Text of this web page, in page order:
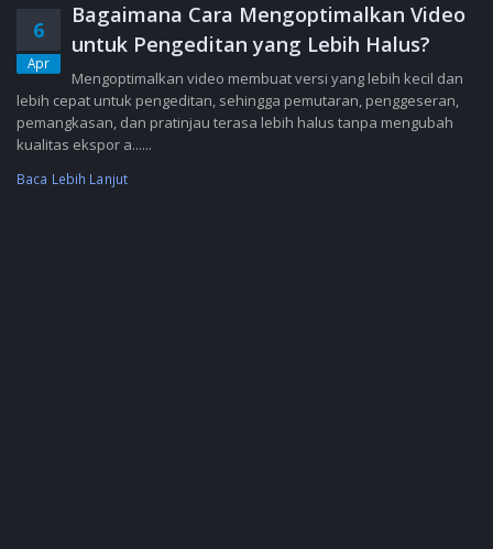
6
Apr
Bagaimana Cara Mengoptimalkan Video
untuk Pengeditan yang Lebih Halus?
Mengoptimalkan video membuat versi yang lebih kecil dan
lebih cepat untuk pengeditan, sehingga pemutaran, penggeseran,
pemangkasan, dan pratinjau terasa lebih halus tanpa mengubah
kualitas ekspor a......
Baca Lebih Lanjut